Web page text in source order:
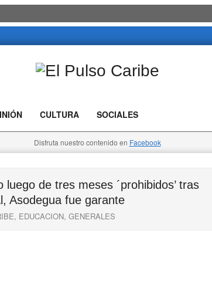
Caribe
CULTURA SOCIALES
Disfruta nuestro contenido en Facebook
de tres meses ´prohibidos’ tras
Asodegua fue garante
, EDUCACION, GENERALES